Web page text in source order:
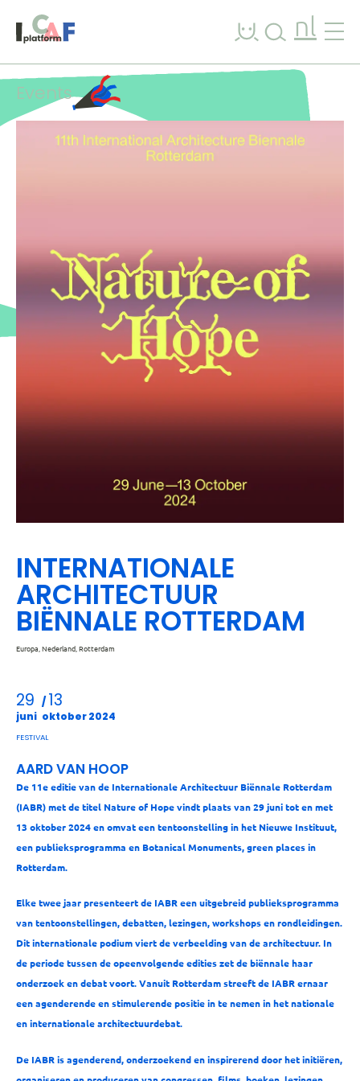
nl
Events
INTERNATIONALE
ARCHITECTUUR
BIËNNALE ROTTERDAM
Europa, Nederland, Rotterdam
29
juni
/ 13
oktober 2024
FESTIVAL
AARD VAN HOOP
De 11e editie van de Internationale Architectuur Biënnale Rotterdam
(IABR) met de titel Nature of Hope vindt plaats van 29 juni tot en met
13 oktober 2024 en omvat een tentoonstelling in het Nieuwe Instituut,
een publieksprogramma en Botanical Monuments, green places in
Rotterdam.
Elke twee jaar presenteert de IABR een uitgebreid publieksprogramma
van tentoonstellingen, debatten, lezingen, workshops en rondleidingen.
Dit internationale podium viert de verbeelding van de architectuur. In
de periode tussen de opeenvolgende edities zet de biënnale haar
onderzoek en debat voort. Vanuit Rotterdam streeft de IABR ernaar
een agenderende en stimulerende positie in te nemen in het nationale
en internationale architectuurdebat.
De IABR is agenderend, onderzoekend en inspirerend door het initiëren,